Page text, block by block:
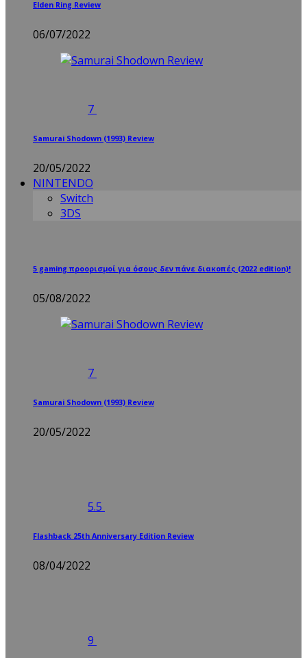
Elden Ring Review
06/07/2022
7
Samurai Shodown (1993) Review
20/05/2022
NINTENDO
Switch
3DS
5 gaming προορισμοί για όσους δεν πάνε διακοπές (2022 edition)!
05/08/2022
7
Samurai Shodown (1993) Review
20/05/2022
5.5
Flashback 25th Anniversary Edition Review
08/04/2022
9